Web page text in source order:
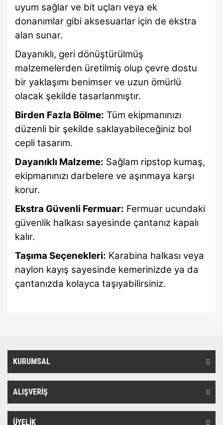
uyum sağlar ve bit uçları veya ek
donanımlar gibi aksesuarlar için de ekstra
alan sunar.
Dayanıklı, geri dönüştürülmüş
malzemelerden üretilmiş olup çevre dostu
bir yaklaşımı benimser ve uzun ömürlü
olacak şekilde tasarlanmıştır.
Birden Fazla Bölme: Tüm ekipmanınızı
düzenli bir şekilde saklayabileceğiniz bol
cepli tasarım.
Dayanıklı Malzeme: Sağlam ripstop kumaş,
ekipmanınızı darbelere ve aşınmaya karşı
korur.
Ekstra Güvenli Fermuar: Fermuar ucundaki
güvenlik halkası sayesinde çantanız kapalı
kalır.
Taşıma Seçenekleri: Karabina halkası veya
naylon kayış sayesinde kemerinizde ya da
çantanızda kolayca taşıyabilirsiniz.
Ürün bilgilerinde hatalar bulunuyor.
Ürün fiyatı diğer sitelerden daha pahalı.
KURUMSAL
ALIŞVERİŞ
ÜYELİK